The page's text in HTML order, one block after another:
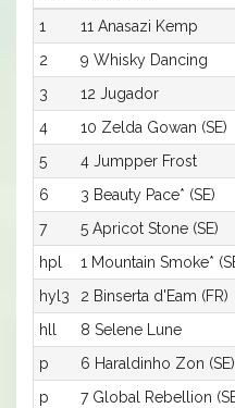
1
11 Anasazi Kemp
2
9 Whisky Dancing
3
12 Jugador
4
10 Zelda Gowan (SE)
5
4 Jumpper Frost
6
3 Beauty Pace* (SE)
7
5 Apricot Stone (SE)
hpl
1 Mountain Smoke*
hyl3
2 Binserta d'Eam (FR)
hll
8 Selene Lune
p
6 Haraldinho Zon (SE)
p
7 Global Rebellion